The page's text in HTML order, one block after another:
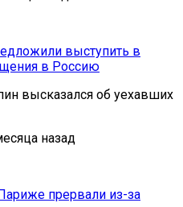
выступить в
в Россию
высказался об уехавших
назад
прервали из-за